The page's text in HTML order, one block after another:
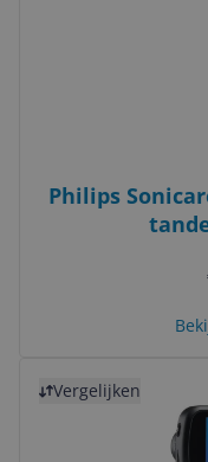
Philips
Vergelijken